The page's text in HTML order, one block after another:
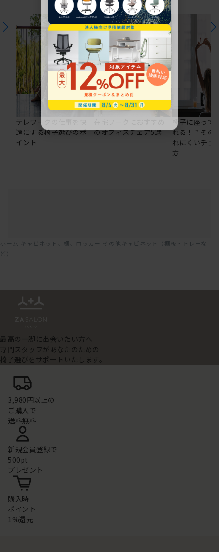
テレワークの仕事を快
適にする椅子選びのポ
イント
のオフィスチェア5選
椅子に座っ
れる！？その
れにくいチェ
方
ホーム キャビネット、棚、ロッカー その他キャビネット（棚板・トレーな
ど）
最高の一脚に出会いたい方へ
専門スタッフがあなたのための
椅子選びをサポートいたします。
3,980円以上の
ご購入で
送料無料
新規会員登録で
500pt
プレゼント
購入時
ポイント
1%還元